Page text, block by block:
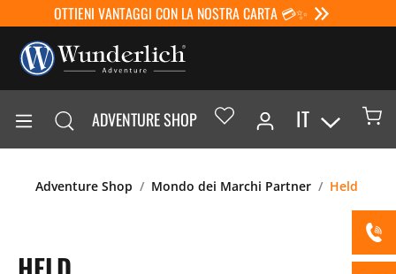
OTTIENI VANTAGGI CON LA NOSTRA CARTA 💳✨
ADVENTURE SHOP IT
Adventure Shop Mondo dei Marchi Partner Held